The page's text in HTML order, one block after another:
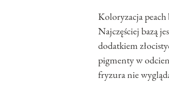
Koloryzacja
Najczęściej bazą
dodatkiem
pigmenty w
fryzura nie